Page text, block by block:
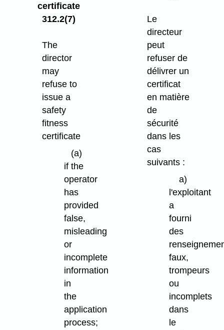
certificate
312.2(7)
The
director
may
refuse to
issue a
safety
fitness
certificate
(a)
if the
operator
has
provided
false,
misleading
or
incomplete
information
in
the
application
process;
Le
directeur
peut
refuser de
délivrer un
certificat
en matière
de
sécurité
dans les
cas
suivants :
a)
l'exploitant
a
fourni
des
faux,
trompeurs
ou
incomplets
dans
le